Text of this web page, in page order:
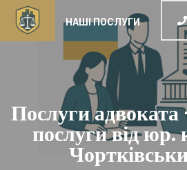
НАШІ ПОСЛУГИ
Послуги
послуги від юр.